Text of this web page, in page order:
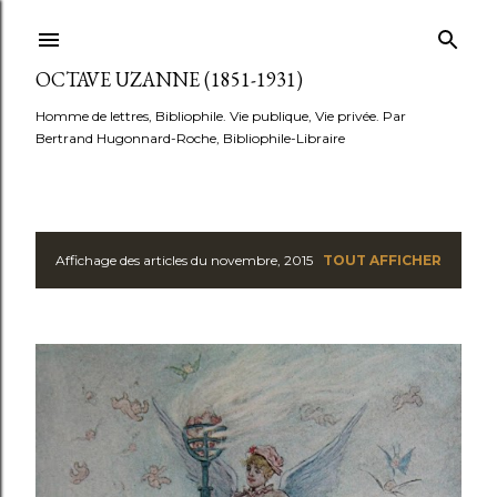
OCTAVE UZANNE (1851-1931)
Homme de lettres, Bibliophile. Vie publique, Vie privée. Par
Bertrand Hugonnard-Roche, Bibliophile-Libraire
A
t
Affichage des articles du novembre, 2015 TOUT AFFICHER